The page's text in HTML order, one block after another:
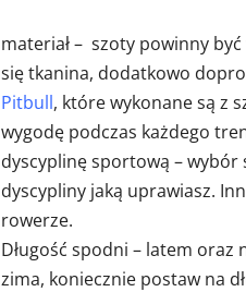
materiał – szoty powinny
się tkanina, dodatkowo
Pitbull, które wykonane są z
wygodę podczas każdego
dyscyplinę sportową –
dyscypliny jaką uprawiasz.
rowerze.
Długość spodni – latem oraz
zima, koniecznie postaw na